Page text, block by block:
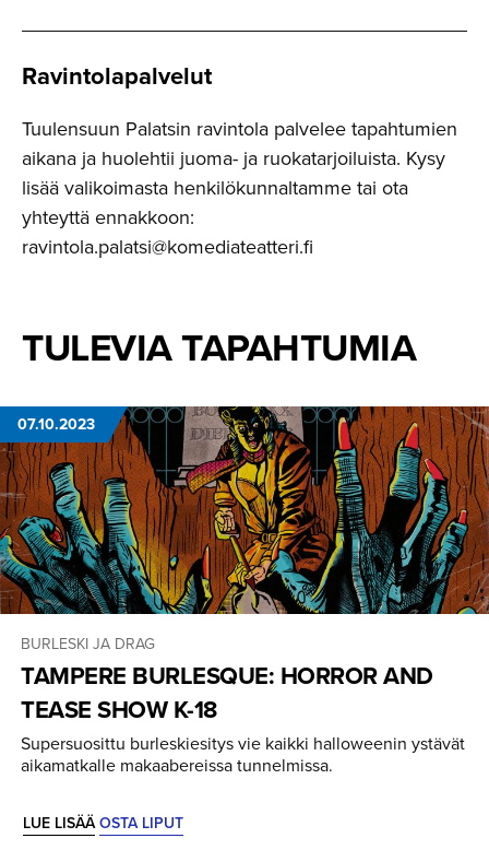
Ravintola­palvelut
Tuulensuun Palatsin ravintola palvelee tapahtumien
aikana ja huolehtii juoma- ja ruokatarjoiluista. Kysy
lisää valikoimasta henkilökunnaltamme tai ota
yhteyttä ennakkoon:
ravintola.palatsi@komediateatteri.fi
TULEVIA TAPAHTUMIA
07.10.2023
BURLESKI JA DRAG
TAMPERE BURLESQUE: HORROR AND
TEASE SHOW K-18
Supersuosittu burleskiesitys vie kaikki halloweenin ystävät
aikamatkalle makaabereissa tunnelmissa.
LUE LISÄÄOSTA LIPUT